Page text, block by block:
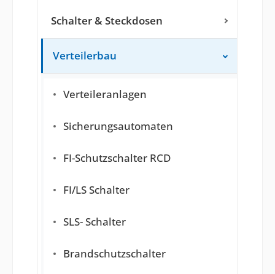
Schalter & Steckdosen
Verteilerbau
Verteileranlagen
Sicherungsautomaten
FI-Schutzschalter RCD
FI/LS Schalter
SLS- Schalter
Brandschutzschalter